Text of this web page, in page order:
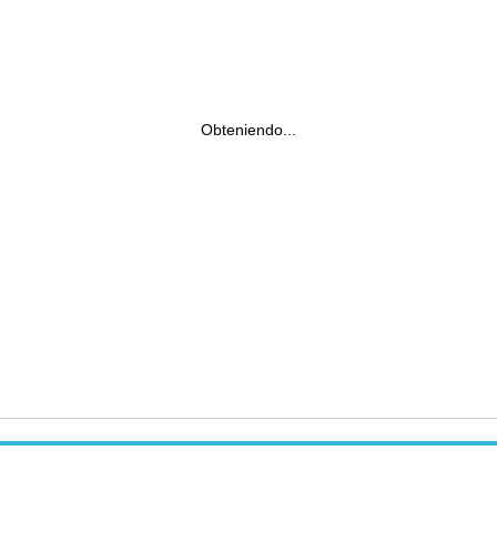
Obteniendo...